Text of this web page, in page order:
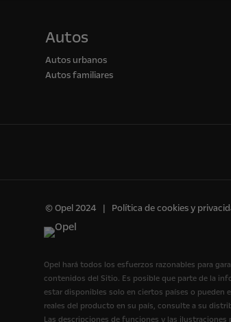
Autos
Autos urbanos
Autos familiares
© Opel 2024 Política de cookies y
Opel hará todos los esfuerzos razonables para
contenidos del Sitio. Es posible que parte de la
estar disponibles solo en ciertos países o pueden
reales del producto en su país, consulte a su
Las descripciones de funciones y las